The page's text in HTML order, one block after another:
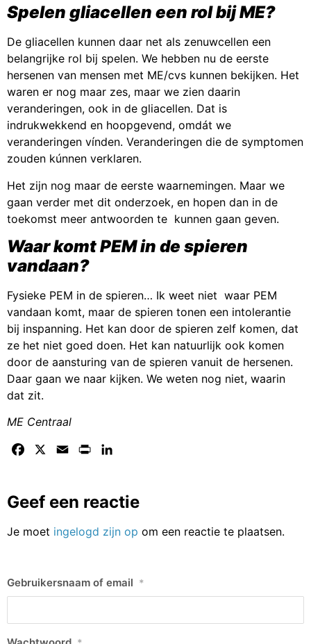
Spelen gliacellen een rol bij ME?
De gliacellen kunnen daar net als zenuwcellen een
belangrijke rol bij spelen. We hebben nu de eerste
hersenen van mensen met ME/cvs kunnen bekijken. Het
waren er nog maar zes, maar we zien daarin
veranderingen, ook in de gliacellen. Dat is
indrukwekkend en hoopgevend, omdát we
veranderingen vínden. Veranderingen die de symptomen
zouden kúnnen verklaren.
Het zijn nog maar de eerste waarnemingen. Maar we
gaan verder met dit onderzoek, en hopen dan in de
toekomst meer antwoorden te kunnen gaan geven.
Waar komt PEM in de spieren
vandaan?
Fysieke PEM in de spieren… Ik weet niet waar PEM
vandaan komt, maar de spieren tonen een intolerantie
bij inspanning. Het kan door de spieren zelf komen, dat
ze het niet goed doen. Het kan natuurlijk ook komen
door de aansturing van de spieren vanuit de hersenen.
Daar gaan we naar kijken. We weten nog niet, waarin
dat zit.
ME Centraal
Facebook Email Print
Geef een reactie
Je moet ingelogd zijn op om een reactie te plaatsen.
Gebruikersnaam of email *